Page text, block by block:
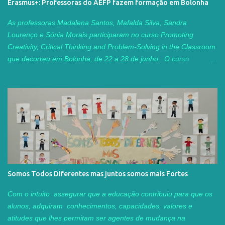
ex-alunos aos nossos finalistas, testemunhando a riqueza que
existe nos diferentes percursos, dos nossos alunos dos cursos
profissionais. Queremos deixar aqui um agradecimento aos
elementos do júri...
Erasmus+: Professoras do AEFP fazem formação em Bolonha
As professoras Madalena Santos, Mafalda Silva, Sandra
Lourenço e Sónia Morais participaram no curso Promoting
Creativity, Critical Thinking and Problem-Solving in the Classroom
que decorreu em Bolonha, de 22 a 28 de junho. O curso
escrita. Tivemos a oportunidade de explorar estratégias
inovadoras para fomentar a criatividade, o pensamento crítico e a
capacidade de resolução de problemas junto dos alunos. Foram
abordadas metodologias ativas e centradas no aluno, tais como
Design Thinking , Project-Based Learning e Collaborative
Problem-Solving . A troca de ideias com a formadora e com
curso proporcionou um ambiente colaborativo muito rico, com
recurso ao Padlet, onde reunimos materiais, exemplos de
atividades práticas e sugestões de ferramentas digitais para
estimular o pensamento criativo. Acr...
Somos Todos Diferentes mas juntos somos mais Fortes
Com o intuito assegurar que a educação contribuiu para que os
alunos, adquiram conhecimentos, capacidades, valores e
atitudes que lhes permitam ser agentes de mudança na